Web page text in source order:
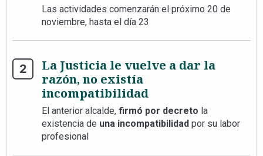
Las actividades comenzarán el próximo 20 de
noviembre, hasta el día 23
La Justicia le vuelve a dar la
razón, no existía
incompatibilidad
El anterior alcalde, firmó por decreto la
existencia de una incompatibilidad por su labor
profesional